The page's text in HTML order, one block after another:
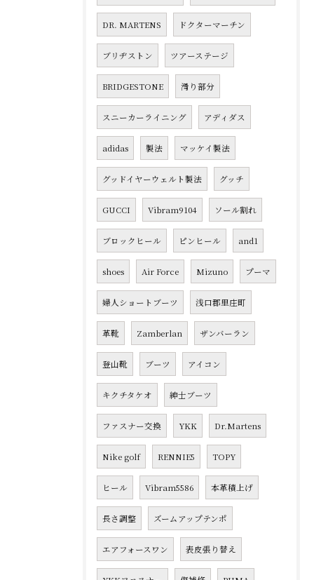
DR. MARTENS ドクターマーチン
ブリヂストン ツアーステージ
BRIDGESTONE 滑り部分
スニーカーライニング アディダス
adidas 製法 マッケイ製法
グッドイヤーウェルト製法 グッチ
GUCCI Vibram9104 ソール割れ
ブロックヒール ピンヒール and1
shoes Air Force Mizuno プーマ
婦人ショートブーツ 浅口郡里庄町
革靴 Zamberlan ザンバーラン
登山靴 ブーツ アイコン
キクチタケオ 紳士ブーツ
ファスナー交換 YKK Dr.Martens
Nike golf RENNIE5 TOPY
ヒール Vibram5586 本革積上げ
長さ調整 ズームアップテンポ
エアフォースワン 表皮張り替え